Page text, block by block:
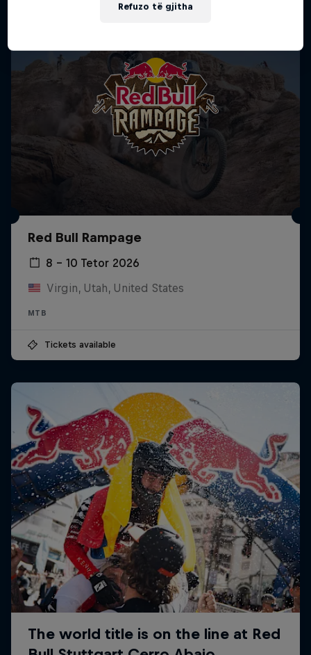
Red Bull Rampage
8 – 10 Tetor 2026
Virgin, Utah, United States
MTB
Tickets available
Refuzo të gjitha